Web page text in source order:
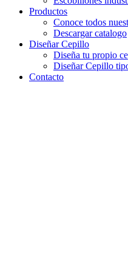
Productos
Conoce todos
Descargar catalogo
Diseñar Cepillo
Diseña tu propio
Diseñar Cepillo
Contacto